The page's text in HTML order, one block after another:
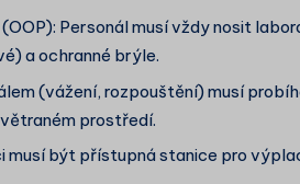
Personál musí vždy nosit
a ochranné brýle.
(vážení, rozpouštění) musí
prostředí.
musí být přístupná stanice pro